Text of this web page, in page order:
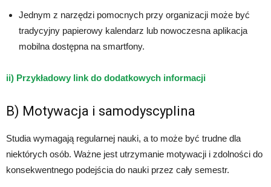
Jednym z narzędzi pomocnych przy organizacji może być
tradycyjny papierowy kalendarz lub nowoczesna aplikacja
mobilna dostępna na smartfony.
ii) Przykładowy link do dodatkowych informacji
B) Motywacja i samodyscyplina
Studia wymagają regularnej nauki, a to może być trudne dla
niektórych osób. Ważne jest utrzymanie motywacji i zdolności do
konsekwentnego podejścia do nauki przez cały semestr.